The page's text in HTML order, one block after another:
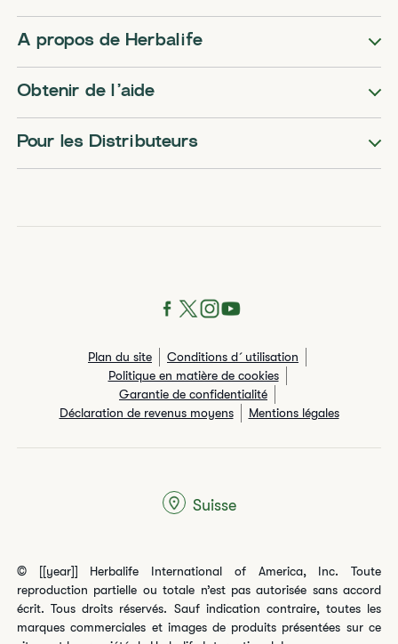
A propos de Herbalife
Obtenir de l’aide
Pour les Distributeurs
Plan du site
Conditions d´utilisation
Politique en matière de cookies
Garantie de confidentialité
Déclaration de revenus moyens
Mentions légales
© [[year]] Herbalife International of America, Inc. Toute
reproduction partielle ou totale n’est pas autorisée sans accord
écrit. Tous droits réservés. Sauf indication contraire, toutes les
marques commerciales et images de produits présentées sur ce
Suisse